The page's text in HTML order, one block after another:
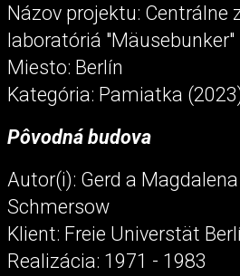
Názov projektu: Centrálne
laboratóriá "Mäusebunker"
Miesto: Berlín
Kategória: Pamiatka
Pôvodná budova
Autor(i): Gerd a
Schmersow
Klient: Freie Universtät
Realizácia: 1971 - 1983